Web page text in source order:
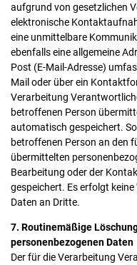
aufgrund von gesetzlichen
elektronische
eine unmittelbare
ebenfalls eine allgemeine
Post (E-Mail-Adresse)
Mail oder über ein
Verarbeitung
betroffenen Person
automatisch gespeichert.
betroffenen Person an den
übermittelten
Bearbeitung oder der
gespeichert. Es erfolgt
Daten an Dritte.
7. Routinemäßige
personenbezogenen Daten
Der für die Verarbeitung